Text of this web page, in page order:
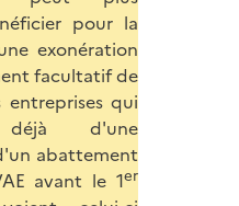
pour la
exonération
facultatif de
entreprises qui
déjà d'une
abattement
avant le 1er